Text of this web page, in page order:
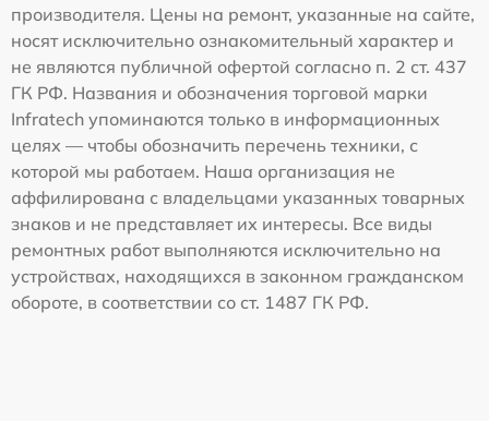
производителя. Цены на ремонт, указанные на сайте,
носят исключительно ознакомительный характер и
не являются публичной офертой согласно п. 2 ст. 437
ГК РФ. Названия и обозначения торговой марки
Infratech упоминаются только в информационных
целях — чтобы обозначить перечень техники, с
которой мы работаем. Наша организация не
аффилирована с владельцами указанных товарных
знаков и не представляет их интересы. Все виды
ремонтных работ выполняются исключительно на
устройствах, находящихся в законном гражданском
обороте, в соответствии со ст. 1487 ГК РФ.